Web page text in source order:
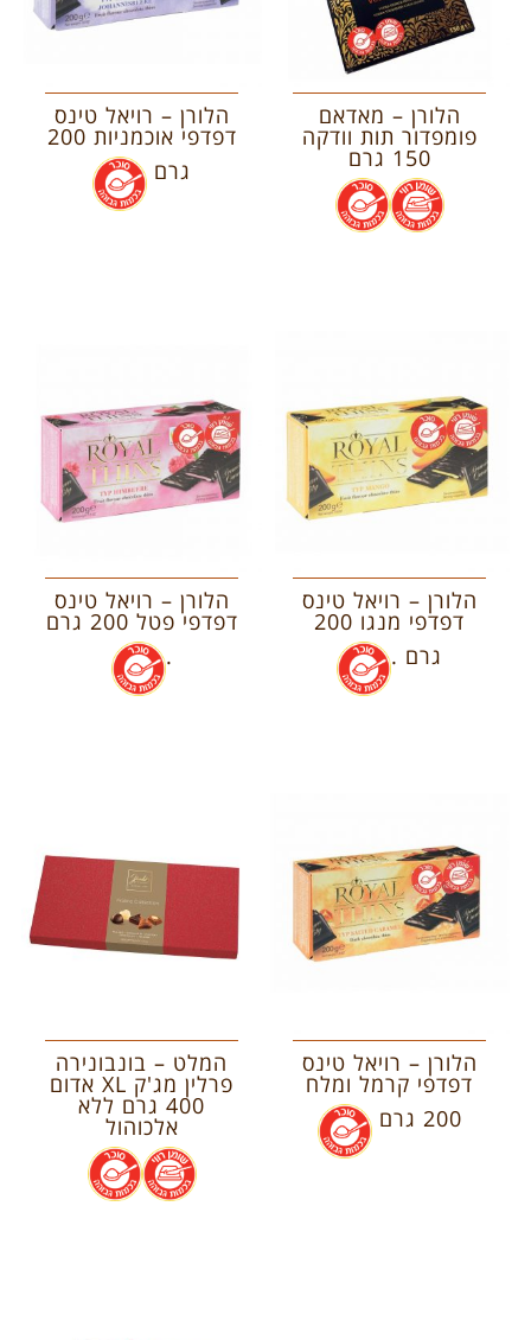
הלורן – מאדאם
פומפדור תות וודקה
150 גרם
.
.
הלורן – רויאל טינס
דפדפי אוכמניות 200
גרם
.
הלורן – רויאל טינס
דפדפי מנגו 200
גרם .
.
הלורן – רויאל טינס
דפדפי פטל 200 גרם
.
.
הלורן – רויאל טינס
דפדפי קרמל ומלח
200 גרם
.
המלט – בונבונירה
פרלין מג'ק XL אדום
400 גרם ללא
אלכוהול
.
.